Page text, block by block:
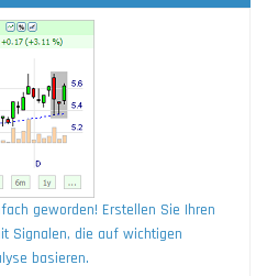
geworden! Erstellen Sie Ihren
Signalen, die auf wichtigen
basieren.